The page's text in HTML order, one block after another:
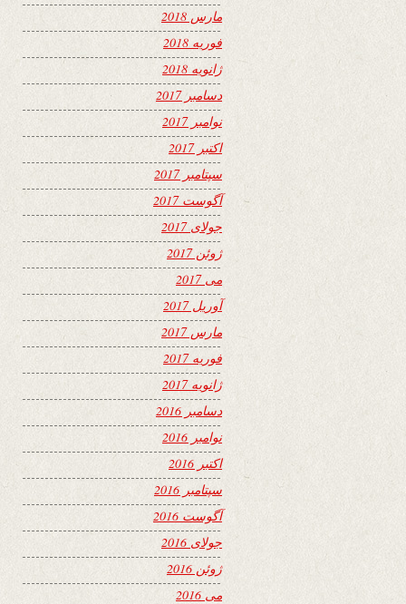
مارس 2018
فوریه 2018
ژانویه 2018
دسامبر 2017
نوامبر 2017
اکتبر 2017
سپتامبر 2017
آگوست 2017
جولای 2017
ژوئن 2017
می 2017
آوریل 2017
مارس 2017
فوریه 2017
ژانویه 2017
دسامبر 2016
نوامبر 2016
اکتبر 2016
سپتامبر 2016
آگوست 2016
جولای 2016
ژوئن 2016
می 2016